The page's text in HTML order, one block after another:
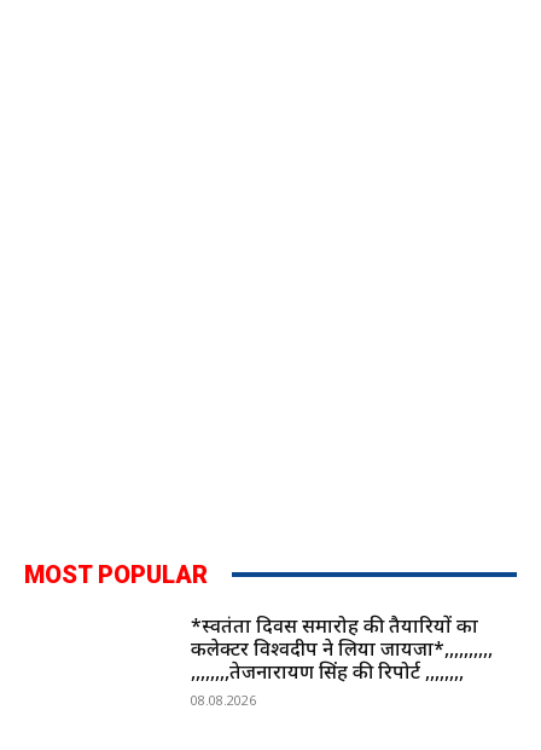
MOST POPULAR
*स्वतंत्रता दिवस समारोह की तैयारियों का
कलेक्टर विश्वदीप ने लिया जायजा*,,,,,,,,,,
,,,,,,,,तेजनारायण सिंह की रिपोर्ट ,,,,,,,,
08.08.2026